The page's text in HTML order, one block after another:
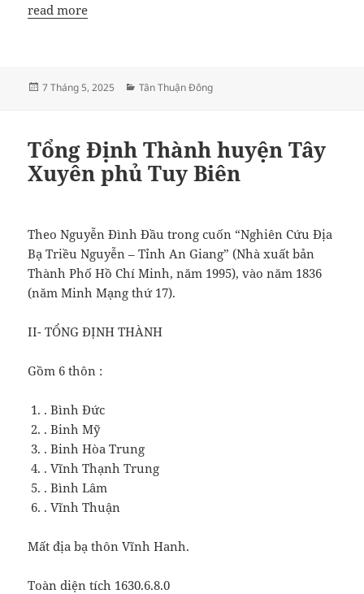
read more
Đăng
7 Tháng 5, 2025
Danh
Tân Thuận Đông
Tổng Định Thành huyện Tây
Xuyên phủ Tuy Biên
Theo Nguyễn Đình Đầu trong cuốn “Nghiên Cứu Địa
Bạ Triều Nguyễn – Tỉnh An Giang” (Nhà xuất bản
Thành Phố Hồ Chí Minh, năm 1995), vào năm 1836
(năm Minh Mạng thứ 17).
II- TỔNG ĐỊNH THÀNH
Gồm 6 thôn :
. Bình Đức
. Binh Mỹ
. Binh Hòa Trung
. Vĩnh Thạnh Trung
. Bình Lâm
. Vĩnh Thuận
Mất địa bạ thôn Vĩnh Hanh.
Toàn diện tích 1630.6.8.0